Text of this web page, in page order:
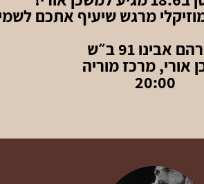
מרגש שיעיף אתכם
אבינו 91 ב״ש
אורי, מרכז מוריה
20:00